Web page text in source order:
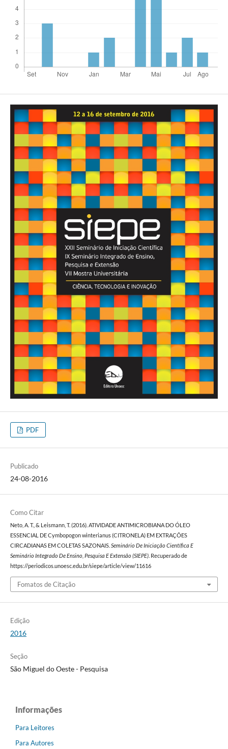
PDF
Publicado
24-08-2016
Como Citar
Neto, A. T., & Leismann, T. (2016). ATIVIDADE ANTIMICROBIANA DO ÓLEO
ESSENCIAL DE Cymbopogon winterianus (CITRONELA) EM EXTRAÇÕES
CIRCADIANAS EM COLETAS SAZONAIS. Seminário De Iniciação Científica E
Seminário Integrado De Ensino, Pesquisa E Extensão (SIEPE). Recuperado de
https://periodicos.unoesc.edu.br/siepe/article/view/11616
Fomatos de Citação
Edição
2016
Seção
São Miguel do Oeste - Pesquisa
Informações
Para Leitores
Para Autores